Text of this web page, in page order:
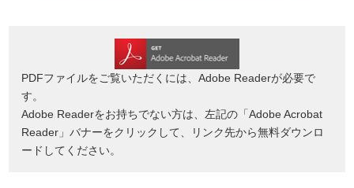
PDFファイルをご覧いただくには、Adobe Readerが必要で
す。
Adobe Readerをお持ちでない方は、左記の「Adobe Acrobat
Reader」バナーをクリックして、リンク先から無料ダウンロ
ードしてください。